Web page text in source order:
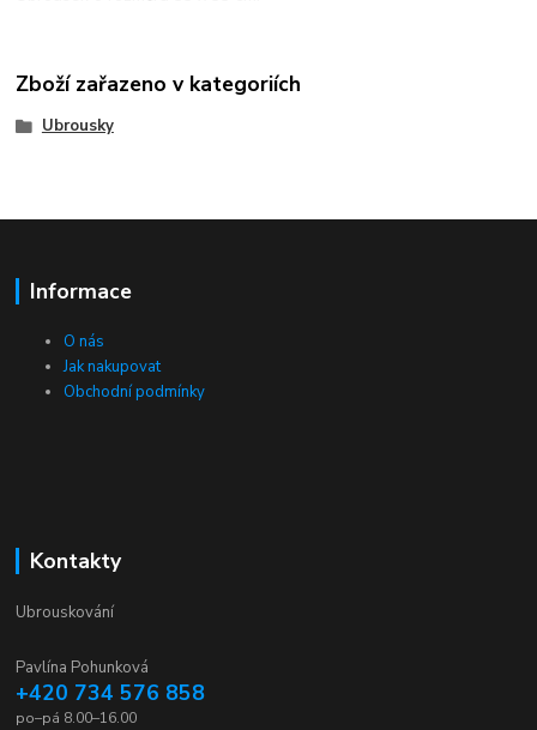
Zboží zařazeno v kategoriích
Ubrousky
Informace
O nás
Jak nakupovat
Obchodní podmínky
Kontakty
Ubrouskování
Pavlína Pohunková
+420 734 576 858
po–pá 8.00–16.00